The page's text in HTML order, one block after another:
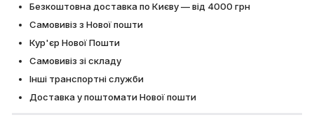
Безкоштовна доставка по Києву — від 4000 грн
Самовивіз з Нової пошти
Кур'єр Нової Пошти
Самовивіз зі складу
Інші транспортні служби
Доставка у поштомати Нової пошти